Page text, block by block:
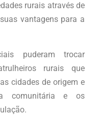
rurais através de
vantagens para a
puderam trocar
rurais que
cidades de origem e
comunitária e os